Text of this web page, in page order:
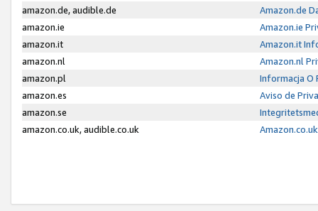
amazon.de, audible.de
Amazon.de
amazon.ie
Amazon.ie
amazon.it
Amazon.it
amazon.nl
Amazon.nl
amazon.pl
Informacja O
amazon.es
Aviso de
amazon.se
amazon.co.uk, audible.co.uk